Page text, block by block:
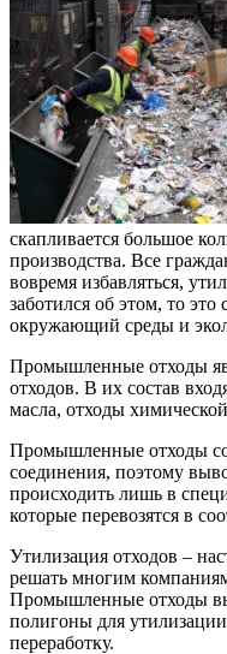
скапливается большое
производства. Все
вовремя избавляться,
заботился об этом, то
окружающий среды и
Промышленные отходы
отходов. В их состав
масла, отходы
Промышленные отходы
соединения, поэтому
происходить лишь в
которые перевозятся в
Утилизация отходов –
решать многим
Промышленные отходы
полигоны для
переработку.